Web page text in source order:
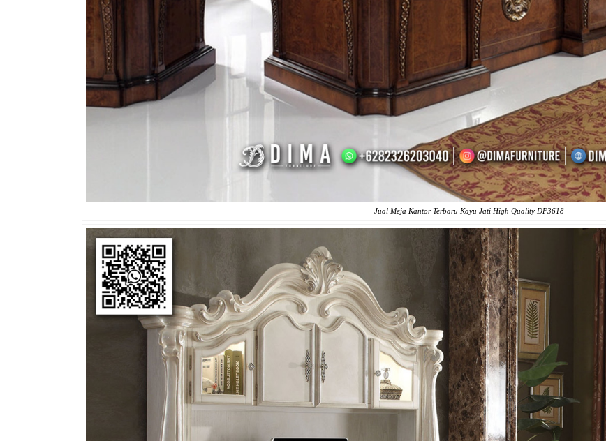
Jual Meja Kantor Terbaru Kayu Jati High Quality DF3618